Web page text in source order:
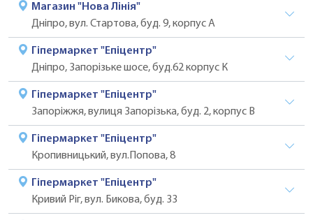
Магазин "Нова Лінія"
Дніпро, вул. Стартова, буд. 9, корпус А
Гіпермаркет "Епіцентр"
Дніпро, Запорізьке шосе, буд.62 корпус К
Гіпермаркет "Епіцентр"
Запоріжжя, вулиця Запорізька, буд. 2, корпус В
Гіпермаркет "Епіцентр"
Кропивницький, вул.Попова, 8
Гіпермаркет "Епіцентр"
Кривий Ріг, вул. Бикова, буд. 33